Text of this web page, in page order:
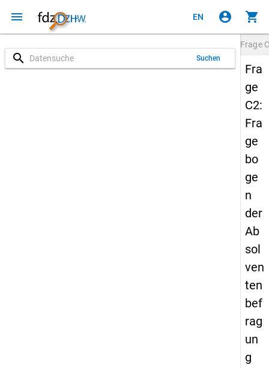
menu EN account_circle shopping_cart
search Suchen
Frage
Fra
ge
C2:
Fra
ge
bo
ge
n
der
Ab
sol
ven
ten
bef
rag
un
g